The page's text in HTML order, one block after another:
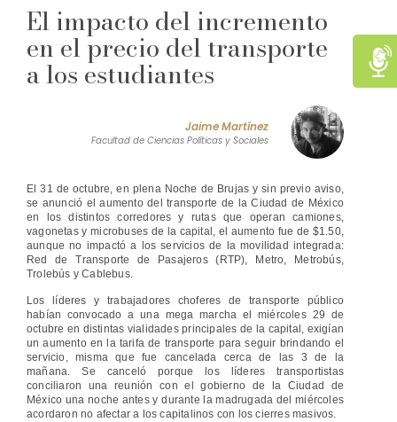
El impacto del incremento
en el precio del transporte
a los estudiantes
Jaime Martínez
Facultad de Ciencias Políticas y Sociales
El 31 de octubre, en plena Noche de Brujas y sin previo aviso,
se anunció el aumento del transporte de la Ciudad de México
en los distintos corredores y rutas que operan camiones,
vagonetas y microbuses de la capital, el aumento fue de $1.50,
aunque no impactó a los servicios de la movilidad integrada:
Red de Transporte de Pasajeros (RTP), Metro, Metrobús,
Trolebús y Cablebus.
Los líderes y trabajadores choferes de transporte público
habían convocado a una mega marcha el miércoles 29 de
octubre en distintas vialidades principales de la capital, exigían
un aumento en la tarifa de transporte para seguir brindando el
servicio, misma que fue cancelada cerca de las 3 de la
mañana. Se canceló porque los líderes transportistas
conciliaron una reunión con el gobierno de la Ciudad de
México una noche antes y durante la madrugada del miércoles
acordaron no afectar a los capitalinos con los cierres masivos.